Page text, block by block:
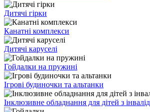
Дитячі гірки
Канатні комплекси
Дитячі каруселі
Гойдалки на пружині
Ігрові будиночки та альтанки
Інклюзивне обладнання для дітей з